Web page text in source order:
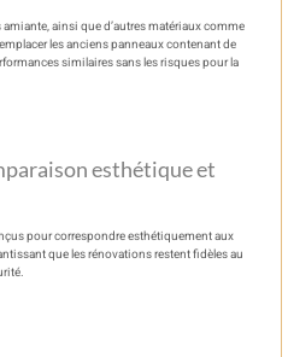
ainsi que d’autres matériaux comme
les anciens panneaux contenant de
similaires sans les risques pour la
esthétique et
pour correspondre esthétiquement aux
que les rénovations restent fidèles au